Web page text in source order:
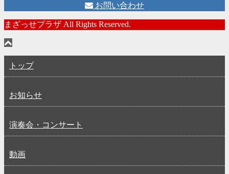
お問い合わせ
まざっせプラザ All Rights Reserved.
トップ
お知らせ
演奏会・コンサート
動画